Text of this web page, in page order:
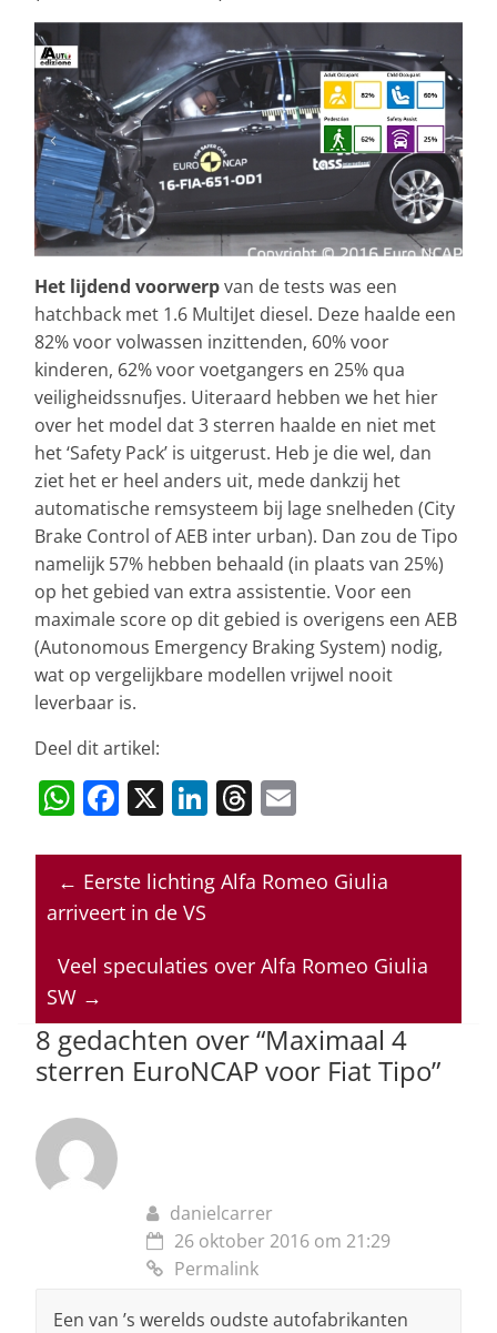
Het lijdend voorwerpvan de tests was een
hatchback met 1.6 MultiJet diesel. Deze haalde een
82% voor volwassen inzittenden, 60% voor
kinderen, 62% voor voetgangers en 25% qua
veiligheidssnufjes. Uiteraard hebben we het hier
over het model dat 3 sterren haalde en niet met
het ‘Safety Pack’ is uitgerust. Heb je die wel, dan
ziet het er heel anders uit, mede dankzij het
automatische remsysteem bij lage snelheden (City
Brake Control of AEB inter urban). Dan zou de Tipo
namelijk 57% hebben behaald (in plaats van 25%)
op het gebied van extra assistentie. Voor een
maximale score op dit gebied is overigens een AEB
(Autonomous Emergency Braking System) nodig,
wat op vergelijkbare modellen vrijwel nooit
leverbaar is.
Deel dit artikel:
W
at
s
p
p
F
c
e
o
o
k
X Li
k
e
n
T
re
a
s
ai
l
← Eerste lichting Alfa Romeo Giulia
arriveert in de VS
Veel speculaties over Alfa Romeo Giulia
SW →
8 gedachten over “Maximaal 4
sterren EuroNCAP voor Fiat Tipo”
danielcarrer
26 oktober 2016 om 21:29
Permalink
Een van ’s werelds oudste autofabrikanten